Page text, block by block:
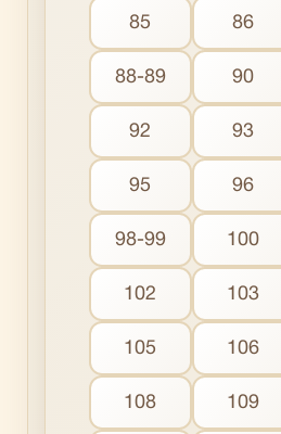
85 86
88-89 90
92 93
95 96
98-99 100
102 103
105 106
108 109